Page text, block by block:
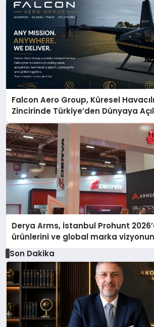
Falcon Aero Group, Küresel
Zincirinde Türkiye’den Dünyaya
Derya Arms, İstanbul Prohunt
ürünlerini ve global marka
Son Dakika